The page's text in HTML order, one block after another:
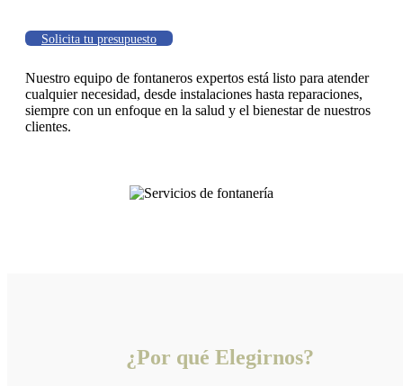
Solicita tu presupuesto
Nuestro equipo de fontaneros expertos está listo para atender
cualquier necesidad, desde instalaciones hasta reparaciones,
siempre con un enfoque en la salud y el bienestar de nuestros
clientes.
¿Por qué Elegirnos?